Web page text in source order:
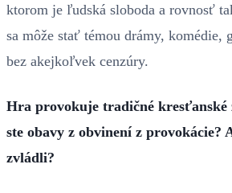
ktorom je ľudská sloboda a rovnosť
sa môže stať témou drámy, komédie,
bez akejkoľvek cenzúry.
Hra provokuje tradičné kresťanské
ste obavy z obvinení z provokácie?
zvládli?